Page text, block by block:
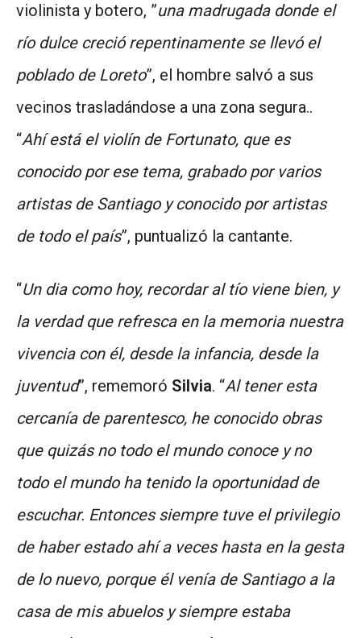
violinista y botero, ”una madrugada donde el
río dulce creció repentinamente se llevó el
poblado de Loreto”, el hombre salvó a sus
vecinos trasladándose a una zona segura..
“Ahí está el violín de Fortunato, que es
conocido por ese tema, grabado por varios
artistas de Santiago y conocido por artistas
de todo el país”, puntualizó la cantante.
“Un dia como hoy, recordar al tío viene bien, y
la verdad que refresca en la memoria nuestra
vivencia con él, desde la infancia, desde la
juventud”, rememoró Silvia. “Al tener esta
cercanía de parentesco, he conocido obras
que quizás no todo el mundo conoce y no
todo el mundo ha tenido la oportunidad de
escuchar. Entonces siempre tuve el privilegio
de haber estado ahí a veces hasta en la gesta
de lo nuevo, porque él venía de Santiago a la
casa de mis abuelos y siempre estaba